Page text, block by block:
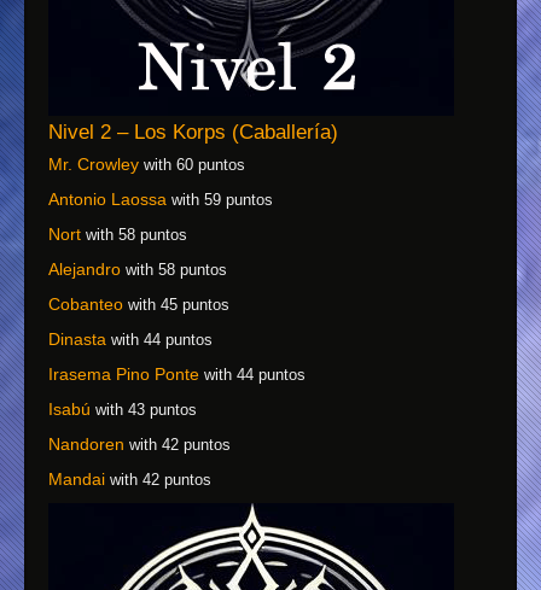
Nivel 2 – Los Korps (Caballería)
Mr. Crowley with 60 puntos
Antonio Laossa with 59 puntos
Nort with 58 puntos
Alejandro with 58 puntos
Cobanteo with 45 puntos
Dinasta with 44 puntos
Irasema Pino Ponte with 44 puntos
Isabú with 43 puntos
Nandoren with 42 puntos
Mandai with 42 puntos